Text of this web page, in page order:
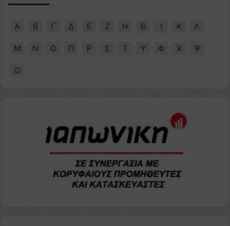
Α Β Γ Δ Ε Ζ Η Θ Ι Κ Λ
Μ Ν Ο Π Ρ Σ Τ Υ Φ Χ Ψ
Ω